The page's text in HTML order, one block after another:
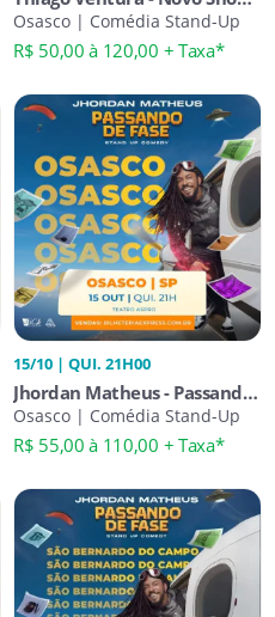
Lado a Lado
Osasco | Comédia Stand-Up
R$ 50,00 à 120,00 + Taxa*
15/10 | QUI. 21H00
Jhordan Matheus - Passando
de Fase
Osasco | Comédia Stand-Up
R$ 55,00 à 110,00 + Taxa*